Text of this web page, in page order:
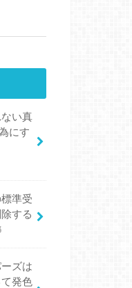
い真
にす
標準受
する
ズは
発色